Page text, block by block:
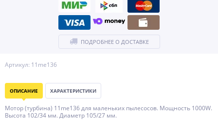
Артикул: 11me136
ПОДРОБНЕЕ О ДОСТАВКЕ
ОПИСАНИЕ ХАРАКТЕРИСТИКИ
Мотор (турбина) 11me136 для маленьких пылесосов. Мощность 1000W.
Высота 102/34 мм. Диаметр 105/27 мм.